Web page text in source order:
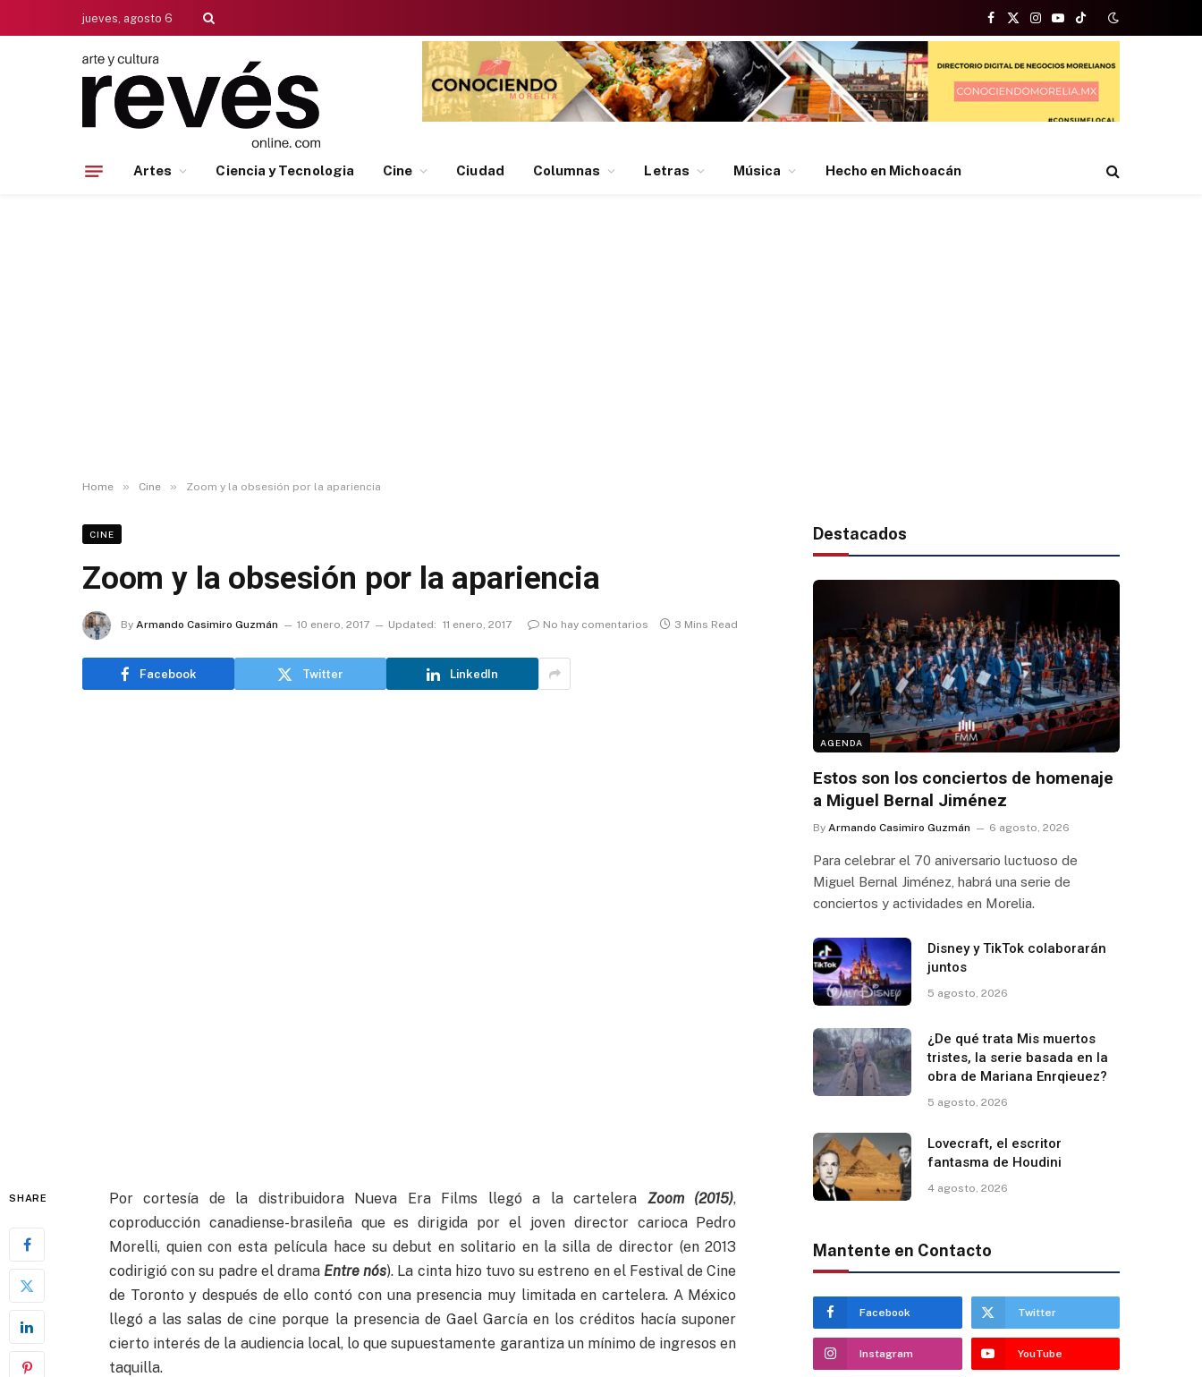
jueves, agosto 6
Facebook
X
(Twitter)
Instagram
YouTubeTikTok
Artes Ciencia y Tecnologia Cine Ciudad Columnas Letras Música Hecho en Michoacán
Home » Cine » Zoom y la obsesión por la apariencia
CINE
Zoom y la obsesión por la apariencia
By Armando Casimiro Guzmán 10 enero, 2017 Updated: 11 enero, 2017 No hay comentarios 3 Mins Read
Facebook Twitter LinkedIn
SHARE Por cortesía de la distribuidora Nueva Era Films llegó a la cartelera Zoom (2015),
coproducción canadiense-brasileña que es dirigida por el joven director carioca Pedro
Morelli, quien con esta película hace su debut en solitario en la silla de director (en 2013
codirigió con su padre el drama Entre nós). La cinta hizo tuvo su estreno en el Festival de Cine
de Toronto y después de ello contó con una presencia muy limitada en cartelera. A México
llegó a las salas de cine porque la presencia de Gael García en los créditos hacía suponer
cierto interés de la audiencia local, lo que supuestamente garantiza un mínimo de ingresos en
taquilla.
Destacados
AGENDA
Estos son los conciertos de homenaje
a Miguel Bernal Jiménez
By Armando Casimiro Guzmán 6 agosto, 2026
Para celebrar el 70 aniversario luctuoso de
Miguel Bernal Jiménez, habrá una serie de
conciertos y actividades en Morelia.
Disney y TikTok colaborarán
juntos
5 agosto, 2026
¿De qué trata Mis muertos
tristes, la serie basada en la
obra de Mariana Enrqieuez?
5 agosto, 2026
Lovecraft, el escritor
fantasma de Houdini
4 agosto, 2026
Mantente en Contacto
Facebook Twitter
Instagram YouTube